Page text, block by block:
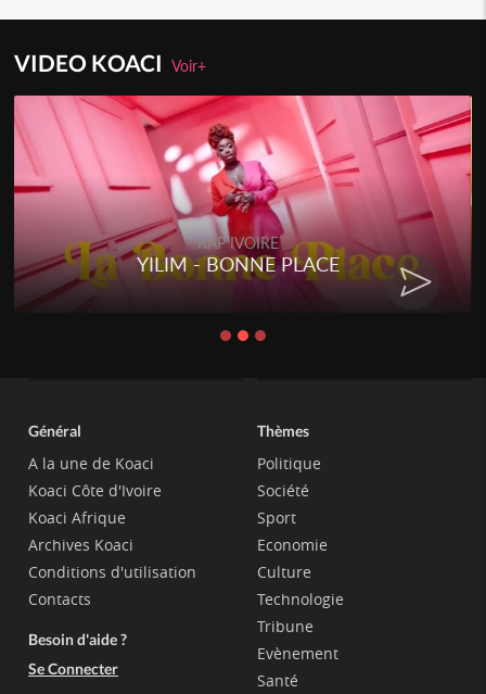
VIDEO KOACIVoir+
RAP IVOIRE
YILIM - BONNE PLACE
Général
A la une de Koaci
Koaci Côte d'Ivoire
Koaci Afrique
Archives Koaci
Conditions d'utilisation
Contacts
Besoin d'aide ?
Se Connecter
Thèmes
Politique
Société
Sport
Economie
Culture
Technologie
Tribune
Evènement
Santé